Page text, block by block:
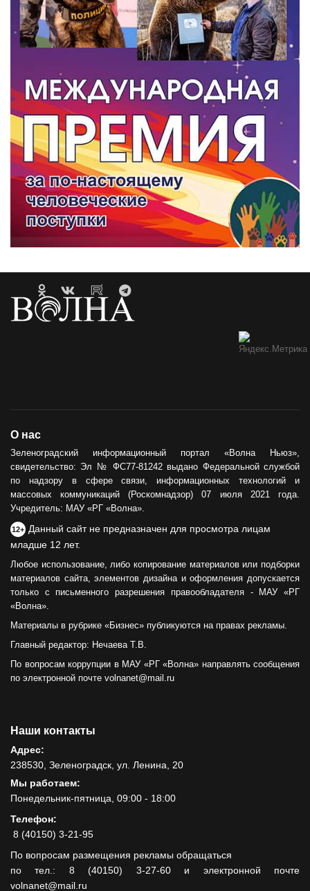
О нас
Зеленоградский информационный портал «Волна Ньюз»,
свидетельство: Эл № ФС77-81242 выдано Федеральной службой
по надзору в сфере связи, информационных технологий и
массовых коммуникаций (Роскомнадзор) 07 июля 2021 года.
Учредитель: МАУ «РГ «Волна».
12+ Данный сайт не предназначен для просмотра лицам
младше 12 лет.
Любое использование, либо копирование материалов или подборки
материалов сайта, элементов дизайна и оформления допускается
только с письменного разрешения правообладателя - МАУ «РГ
«Волна».
Материалы в рубрике «Бизнес» публикуются на правах рекламы.
Главный редактор: Нечаева Т.В.
По вопросам коррупции в МАУ «РГ «Волна» направлять сообщения
по электронной почте volnanet@mail.ru
Наши контакты
Адрес:
238530, Зеленоградск, ул. Ленина, 20
Мы работаем:
Понедельник-пятница, 09:00 - 18:00
Телефон:
8 (40150) 3-21-95
По вопросам размещения рекламы обращаться
по тел.: 8 (40150) 3-27-60 и электронной почте
volnanet@mail.ru